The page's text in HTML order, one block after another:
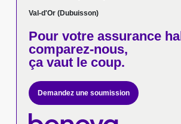
Val-d'Or (Dubuisson)
Pour votreassurance
comparez-nous,
ça vaut le coup.
Demandez une soumission